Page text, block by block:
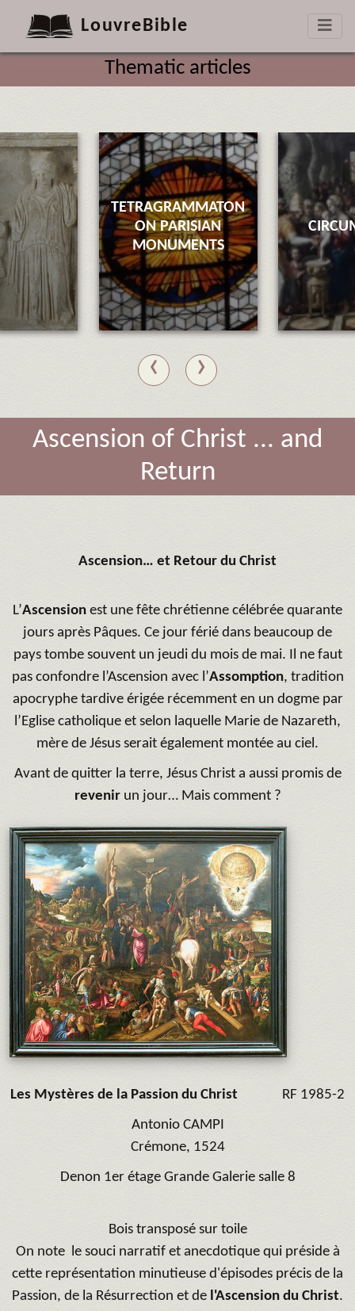
LouvreBible
Thematic articles
TETRAGRAMMATON
ON PARISIAN
MONUMENTS
‹ ›
Ascension of Christ ... and
Return
Ascension… et Retour du Christ
L’Ascension est une fête chrétienne célébrée quarante
jours après Pâques. Ce jour férié dans beaucoup de
pays tombe souvent un jeudi du mois de mai. Il ne faut
pas confondre l’Ascension avec l’Assomption, tradition
apocryphe tardive érigée récemment en un dogme par
l’Eglise catholique et selon laquelle Marie de Nazareth,
mère de Jésus serait également montée au ciel.
Avant de quitter la terre, Jésus Christ a aussi promis de
revenirun jour… Mais comment ?
Les Mystères de la Passion du Christ RF 1985-2
Antonio CAMPI
Crémone, 1524
Denon 1er étage Grande Galerie salle 8
Bois transposé sur toile
On note le souci narratif et anecdotique qui préside à
cette représentation minutieuse d'épisodes précis de la
Passion, de la Résurrection et de l'Ascension du Christ.